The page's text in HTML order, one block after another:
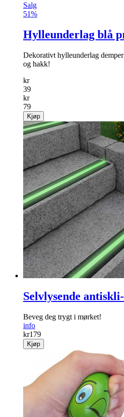
Salg
51%
Hylleunderlag blå
Dekorativt hylleunderlag
og hakk!
kr
39
kr
79
Kjøp
Selvlysende
Beveg deg trygt i mørket!
info
kr179
Kjøp